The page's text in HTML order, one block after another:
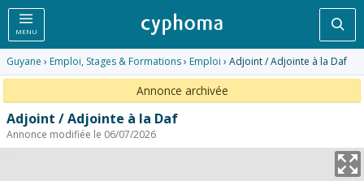
MENU
Guyane › Emploi, Stages & Formations› Emploi › Adjoint / Adjointe à la Daf
Annonce archivée
Adjoint / Adjointe à la Daf
Annonce modifiée le 06/07/2026